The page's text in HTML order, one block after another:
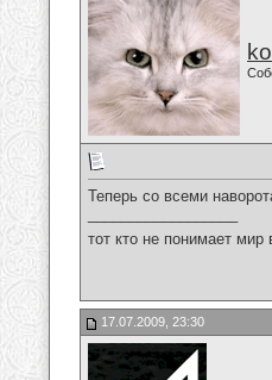
Теперь со всеми
тот кто не понимает
17.07.2009, 23:30